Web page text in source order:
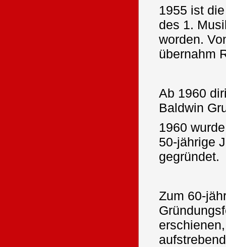
1955 ist
des 1.
worden.
übernahm
Ab 1960
Baldwin
1960
50-jährige
gegründet.
Zum 60-